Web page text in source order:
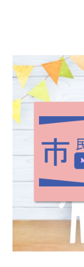
1
枚
目
の
イ
ド